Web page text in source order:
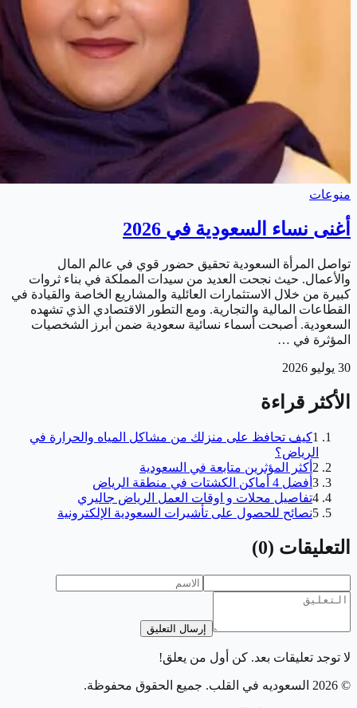
منوعات
أغنى نساء السعودية في 2026
تواصل المرأة السعودية تحقيق حضور قوي في عالم المال
والأعمال. حيث نجحت العديد من سيدات المملكة في بناء ثروات
كبيرة من خلال الاستثمارات العائلية والمشاريع الخاصة والقيادة في
القطاعات المالية والتجارية. ومع التطور الاقتصادي الذي تشهده
السعودية. أصبحت أسماء نسائية سعودية ضمن أبرز الشخصيات
المؤثرة في …
30 يوليو 2026
الأكثر قراءة
1كيف تحافظ على منزلك من مشاكل المياه والحرارة في
الرياض؟
2 أكثر المؤثرين متابعة في السعودية
3 أفضل 4 أماكن الكشتات في منطقة الرياض
4تفاصيل محلات و اوقات العمل الرياض جاليري
5نصائح للحصول على تأشيرات السعودية الإلكترونية
التعليقات (
0
)
إرسال التعليق
لا توجد تعليقات بعد. كن أول من يعلق!
©
2026 السعوديه في القلب. جميع الحقوق محفوظة.